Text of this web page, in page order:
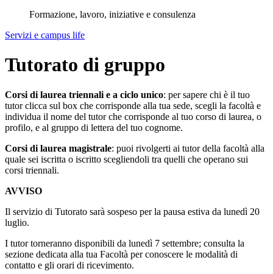
Formazione, lavoro, iniziative e consulenza
Servizi e campus life
Tutorato di gruppo
Corsi di laurea triennali e a ciclo unico: per sapere chi è il tuo
tutor clicca sul box che corrisponde alla tua sede, scegli la facoltà e
individua il nome del tutor che corrisponde al tuo corso di laurea, o
profilo, e al gruppo di lettera del tuo cognome.
Corsi di laurea magistrale: puoi rivolgerti ai tutor della facoltà alla
quale sei iscritta o iscritto scegliendoli tra quelli che operano sui
corsi triennali.
AVVISO
Il servizio di Tutorato sarà sospeso per la pausa estiva da lunedì 20
luglio.
I tutor torneranno disponibili da lunedì 7 settembre; consulta la
sezione dedicata alla tua Facoltà per conoscere le modalità di
contatto e gli orari di ricevimento.